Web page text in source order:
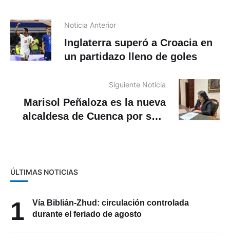
Noticia Anterior
Inglaterra superó a Croacia en
un partidazo lleno de goles
Siguiente Noticia
Marisol Peñaloza es la nueva
alcaldesa de Cuenca por seis
ÚLTIMAS NOTICIAS
1
Vía Biblián-Zhud: circulación controlada
durante el feriado de agosto